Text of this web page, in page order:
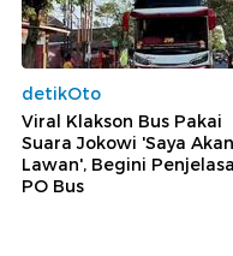
detikOto
Viral Klakson Bus Pakai
Suara Jokowi 'Saya Akan
Lawan', Begini
PO Bus